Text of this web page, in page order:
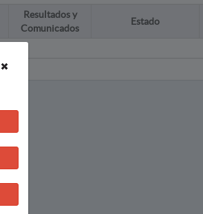
Resultados y
Comunicados
Estado